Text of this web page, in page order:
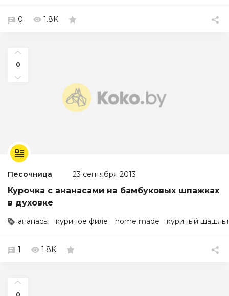
0 1.8K
0
Песочница 23 сентября 2013
Курочка с ананасами на бамбуковых шпажках
в духовке
ананасы куриное филе home made куриный
1 1.8K